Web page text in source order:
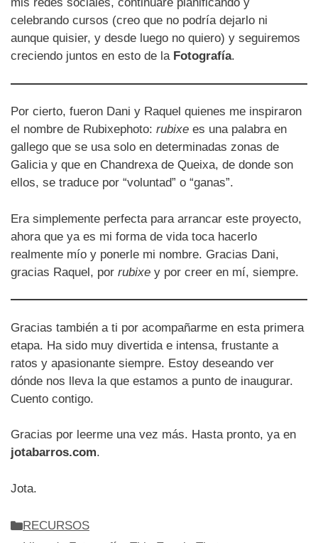
mis redes sociales, continuaré planificando y
celebrando cursos (creo que no podría dejarlo ni
aunque quisier, y desde luego no quiero) y seguiremos
creciendo juntos en esto de la Fotografía.
Por cierto, fueron Dani y Raquel quienes me inspiraron
el nombre de Rubixephoto: rubixe es una palabra en
gallego que se usa solo en determinadas zonas de
Galicia y que en Chandrexa de Queixa, de donde son
ellos, se traduce por “voluntad” o “ganas”.
Era simplemente perfecta para arrancar este proyecto,
ahora que ya es mi forma de vida toca hacerlo
realmente mío y ponerle mi nombre. Gracias Dani,
gracias Raquel, por rubixe y por creer en mí, siempre.
Gracias también a ti por acompañarme en esta primera
etapa. Ha sido muy divertida e intensa, frustante a
ratos y apasionante siempre. Estoy deseando ver
dónde nos lleva la que estamos a punto de inaugurar.
Cuento contigo.
Gracias por leerme una vez más. Hasta pronto, ya en
jotabarros.com.
Jota.
Categorías
RECURSOS